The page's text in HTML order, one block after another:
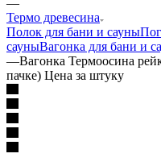
Термо древесина
Полок для бани и сауны
сауныВагонка для бани и
—Вагонка Термоосина
пачке) Цена за штуку